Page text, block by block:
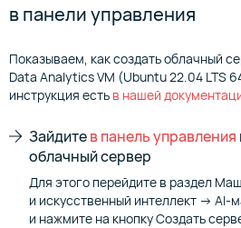
в панели управления
Показываем, как создать облачный
Data Analytics VM (Ubuntu 22.04 LTS
инструкция есть в нашей
Зайдитев панель управления
облачный сервер
Для этого перейдите в раздел
и искусственный интеллект → AI-
и нажмите на кнопку Создать